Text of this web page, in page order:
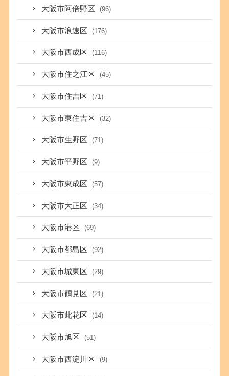
大阪市阿倍野区 (96)
大阪市浪速区 (176)
大阪市西成区 (116)
大阪市住之江区 (45)
大阪市住吉区 (71)
大阪市東住吉区 (32)
大阪市生野区 (71)
大阪市平野区 (9)
大阪市東成区 (57)
大阪市大正区 (34)
大阪市港区 (69)
大阪市都島区 (92)
大阪市城東区 (29)
大阪市鶴見区 (21)
大阪市此花区 (14)
大阪市旭区 (51)
大阪市西淀川区 (9)